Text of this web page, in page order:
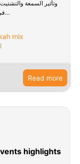
وتأثير السمعة
في التحضير وطعم الدخان.كيف يعمل النظام:يتم تعيين…
mix
Read more
highlights